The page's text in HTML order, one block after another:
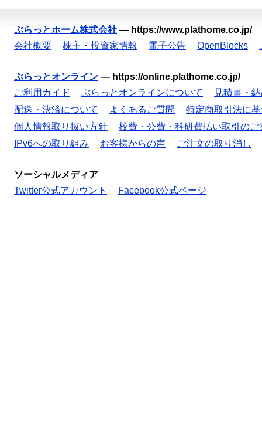
ぷらっとホーム株式会社 — https://www.plathome.co.jp/
会社概要
株主・投資家情報 電子公告 OpenBlocks
ぷらっとオンライン — https://online.plathome.co.jp/
ご利用ガイド
ぷらっとオンラインについて
見積書・
配送・決済について
よくあるご質問
特定商取引法に
個人情報取り扱い方針
校費・公費・科研費払い取引のご
IPv6への取り組み
お客様からの声 ご注文の取り消し
ソーシャルメディア
Twitter公式アカウント
Facebook公式ページ